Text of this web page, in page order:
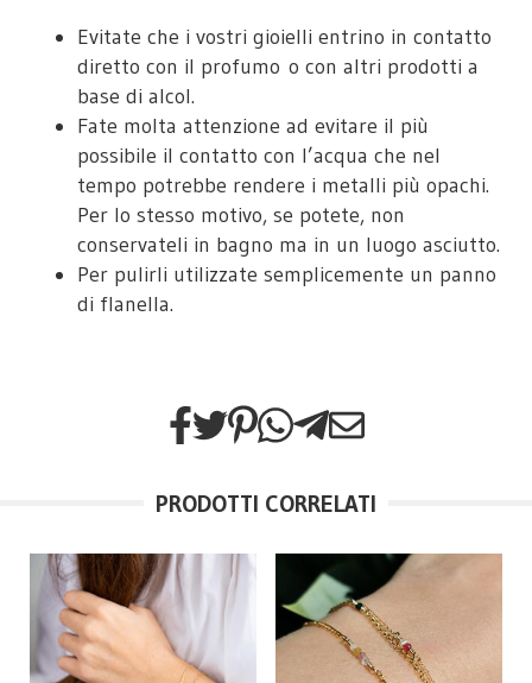
Evitate che i vostri gioielli entrino in contatto
diretto con il profumo o con altri prodotti a
base di alcol.
Fate molta attenzione ad evitare il più
possibile il contatto con l’acqua che nel
tempo potrebbe rendere i metalli più opachi.
Per lo stesso motivo, se potete, non
conservateli in bagno ma in un luogo asciutto.
Per pulirli utilizzate semplicemente un panno
di flanella.
PRODOTTI CORRELATI